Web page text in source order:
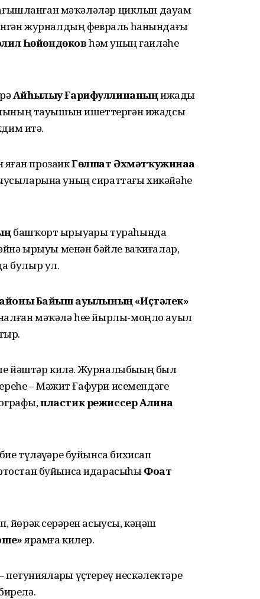
мәҡәләләр циклын дауам
журналдың февраль һанындағы
Һөйөндөковһәм уның ғаиләһе
Айһылыу Ғарифуллинаныңижады
тауышын ишеттергән ижадсы
итә.
прозаикГөлшат Әхмәтҡужинаға
уның сираттағы хикәйәһе
башҡорт ырыуҙары тураһында
ырыуы менән бәйле ваҡиғалар,
булыр ул.
Байыш ауылының «Иҫтәлек»
мәҡәлә һеҙҙе йырлы-моңло ауыл
йәштәр килә. Журналыбыҙҙың был
– Мәжит Ғафури исемендәге
пластик режиссер Алина
түләүҙәре буйынса бихисап
буйынса идарасыһыФоат
серҙәрен асыусы, кәңәш
ярҙамға килер.
петунияларҙы үҫтереү нескәлектәре